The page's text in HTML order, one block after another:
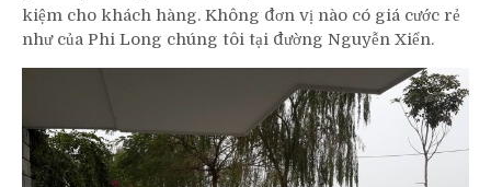
kiệm cho khách hàng. Không đơn vị nào có giá cước rẻ
như của Phi Long chúng tôi tại đường Nguyễn Xiển.